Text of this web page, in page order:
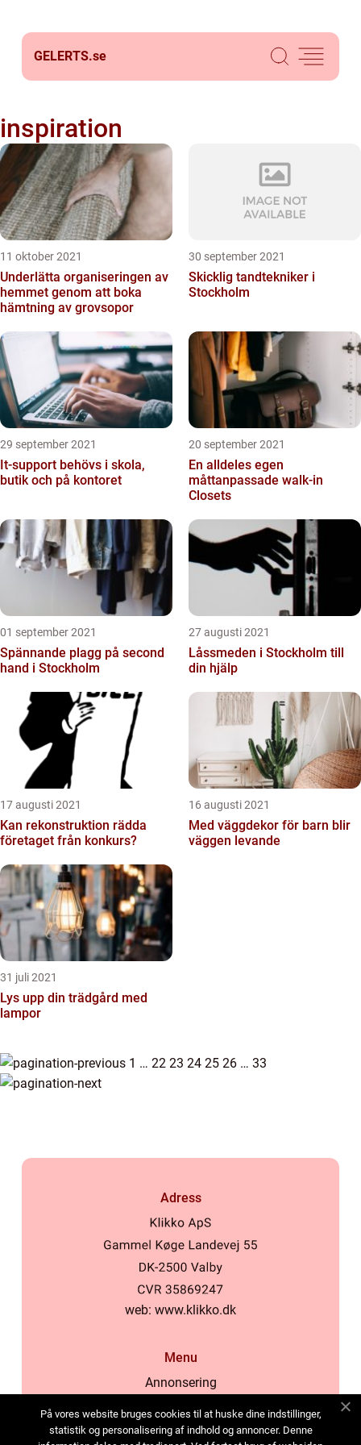
GELERTS.se
inspiration
11 oktober 2021
Underlätta organiseringen av
hemmet genom att boka
hämtning av grovsopor
30 september 2021
Skicklig tandtekniker i
Stockholm
29 september 2021
It-support behövs i skola,
butik och på kontoret
20 september 2021
En alldeles egen
måttanpassade walk-in
Closets
01 september 2021
Spännande plagg på second
hand i Stockholm
27 augusti 2021
Låssmeden i Stockholm till
din hjälp
17 augusti 2021
Kan rekonstruktion rädda
företaget från konkurs?
16 augusti 2021
Med väggdekor för barn blir
väggen levande
31 juli 2021
Lys upp din trädgård med
lampor
1 … 22 23 24 25 26 … 33
Adress
web: www.klikko.dk
Menu
Annonsering
Cookies
På vores website bruges cookies til at huske dine indstillinger,
statistik og personalisering af indhold og annoncer. Denne